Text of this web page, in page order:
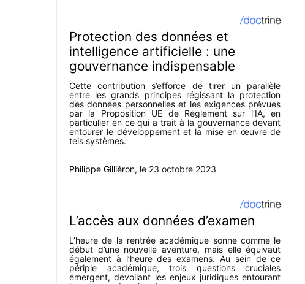
Protection des données et
intelligence artificielle : une
gouvernance indispensable
Cette contribution s’efforce de tirer un parallèle
entre les grands principes régissant la protection
des données personnelles et les exigences prévues
par la Proposition UE de Règlement sur l’IA, en
particulier en ce qui a trait à la gouvernance devant
entourer le développement et la mise en œuvre de
tels systèmes.
Philippe Gilliéron, le 23 octobre 2023
L’accès aux données d’examen
L’heure de la rentrée académique sonne comme le
début d’une nouvelle aventure, mais elle équivaut
également à l’heure des examens. Au sein de ce
périple académique, trois questions cruciales
émergent, dévoilant les enjeux juridiques entourant